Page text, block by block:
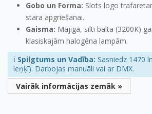
Gobo un Forma: Slots logo
stara apgriešanai.
Gaisma: Mājīga, silti balta (3200K)
klasiskajām halogēna lampām.
ℹ️ Spilgtums un Vadība: Sasniedz 1470
leņķī). Darbojas manuāli vai ar DMX.
Vairāk informācijas zemāk »